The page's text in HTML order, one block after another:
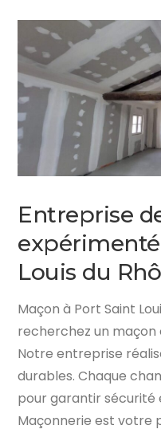
Entreprise
Louis du
Maçon à Port Saint
recherchez un maçon
Notre entreprise
durables. Chaque
pour garantir sécurité
Maçonnerie est votre